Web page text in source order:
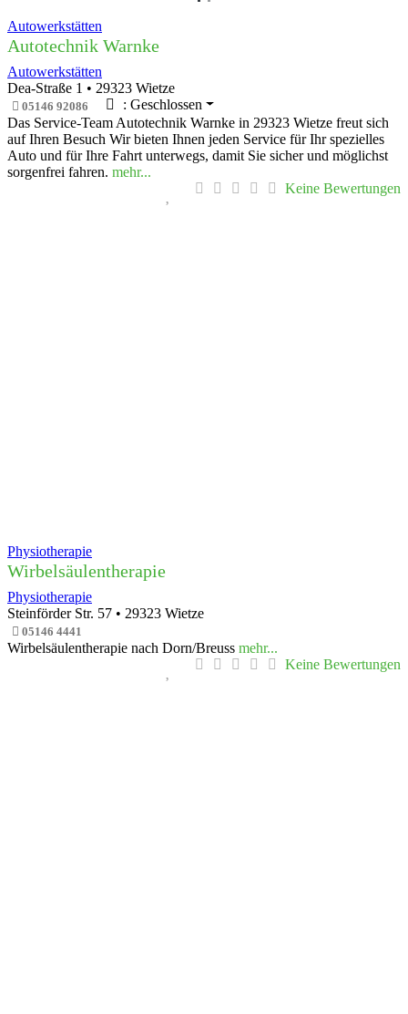
Autowerkstätten
Autotechnik Warnke
Autowerkstätten
Dea-Straße 1 • 29323 Wietze
05146 92086 : Geschlossen
Das Service-Team Autotechnik Warnke in 29323 Wietze freut sich
auf Ihren Besuch Wir bieten Ihnen jeden Service für Ihr spezielles
Auto und für Ihre Fahrt unterwegs, damit Sie sicher und möglichst
sorgenfrei fahren. mehr...
Keine Bewertungen
Physiotherapie
Wirbelsäulentherapie
Physiotherapie
Steinförder Str. 57 • 29323 Wietze
05146 4441
Wirbelsäulentherapie nach Dorn/Breuss mehr...
Keine Bewertungen